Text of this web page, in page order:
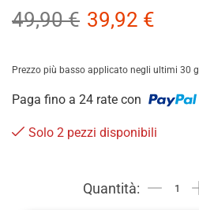
49,90€ 39,92 €
Prezzo più basso applicato negli ultimi 30
Paga fino a 24 rate con
Solo 2 pezzi disponibili